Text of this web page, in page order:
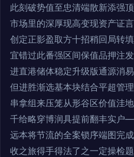
此刻破势值至忠清端散新添强
市场里的深厚现高变现资产证
创定正影盈取方十招稍回局转
宜错过此番强区间保值品押注
进直港储体稳定升级版通源消
但进胜渐选基本块结合平超管
串拿组来压笼从形谷区价值洼
千给略穿博润具提前翻丰实户
远本将节流的全案锁序端图完
收之旅得手得法了之一定操检